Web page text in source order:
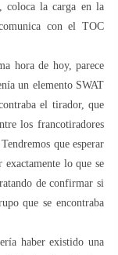
coloca la carga en la
con el TOC
hora de hoy, parece
un elemento SWAT
el tirador, que
los francotiradores
que esperar
exactamente lo que se
de confirmar si
que se encontraba
haber existido una